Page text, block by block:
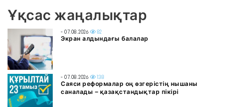
Ұқсас жаңалықтар
- 07.08.2026 82
Экран алдындағы балалар
- 07.08.2026 138
Саяси реформалар оң өзгерістің нышаны
саналады – қазақстандықтар пікірі